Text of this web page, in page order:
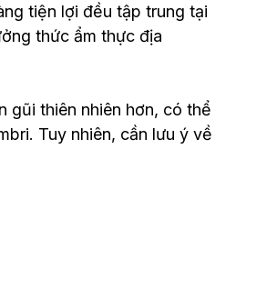
tiện lợi đều tập trung tại
thức ẩm thực địa
gũi thiên nhiên hơn, có thể
Tuy nhiên, cần lưu ý về